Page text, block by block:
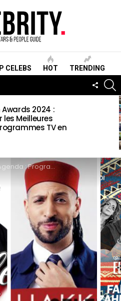
CELEBS HOT TRENDING
2024 :
les Meilleures
TV en
: Programme des événements Ramadan 2019 en Tunisie